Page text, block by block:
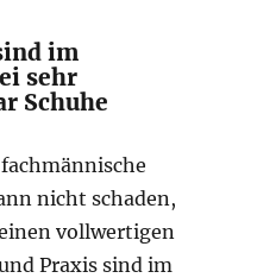
im
sehr
Schuhe
nicht schaden,
vollwertigen
Praxis sind im